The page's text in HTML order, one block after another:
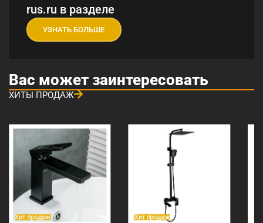
rus.ru в разделе
УЗНАТЬ БОЛЬШЕ
Вас может заинтересовать
ХИТЫ ПРОДАЖ
Хит продаж Хит продаж